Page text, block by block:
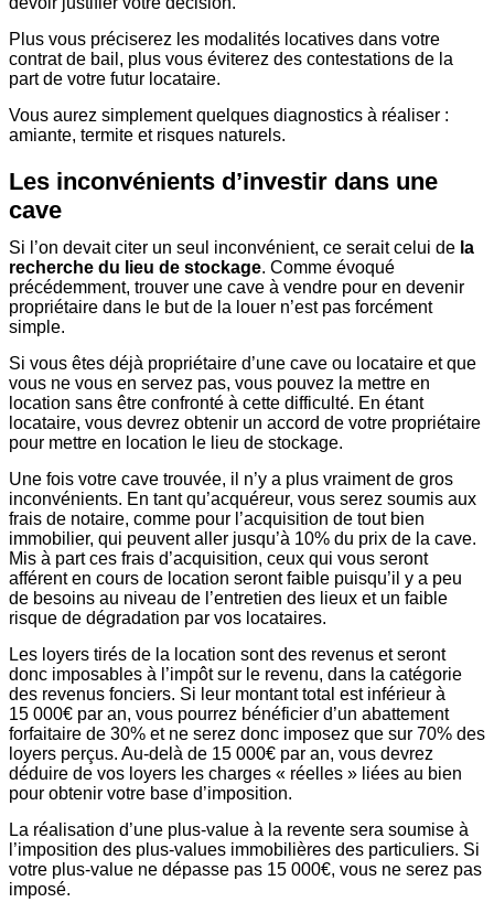
Plus vous préciserez les modalités locatives dans votre
contrat de bail, plus vous éviterez des contestations de la
part de votre futur locataire.
Vous aurez simplement quelques diagnostics à réaliser :
amiante, termite et risques naturels.
Les inconvénients d’investir dans une
cave
Si l’on devait citer un seul inconvénient, ce serait celui de la
recherche du lieu de stockage. Comme évoqué
précédemment, trouver une cave à vendre pour en devenir
propriétaire dans le but de la louer n’est pas forcément
simple.
Si vous êtes déjà propriétaire d’une cave ou locataire et que
vous ne vous en servez pas, vous pouvez la mettre en
location sans être confronté à cette difficulté. En étant
locataire, vous devrez obtenir un accord de votre propriétaire
pour mettre en location le lieu de stockage.
Une fois votre cave trouvée, il n’y a plus vraiment de gros
inconvénients. En tant qu’acquéreur, vous serez soumis aux
frais de notaire, comme pour l’acquisition de tout bien
immobilier, qui peuvent aller jusqu’à 10% du prix de la cave.
Mis à part ces frais d’acquisition, ceux qui vous seront
afférent en cours de location seront faible puisqu’il y a peu
de besoins au niveau de l’entretien des lieux et un faible
risque de dégradation par vos locataires.
Les loyers tirés de la location sont des revenus et seront
donc imposables à l’impôt sur le revenu, dans la catégorie
des revenus fonciers. Si leur montant total est inférieur à
15 000€ par an, vous pourrez bénéficier d’un abattement
forfaitaire de 30% et ne serez donc imposez que sur 70% des
loyers perçus. Au-delà de 15 000€ par an, vous devrez
déduire de vos loyers les charges « réelles » liées au bien
pour obtenir votre base d’imposition.
La réalisation d’une plus-value à la revente sera soumise à
l’imposition des plus-values immobilières des particuliers. Si
votre plus-value ne dépasse pas 15 000€, vous ne serez pas
imposé.